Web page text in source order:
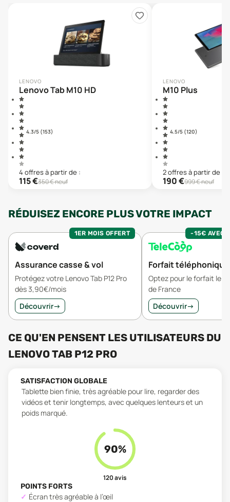
LENOVO
Lenovo Tab M10 HD
4.3/5 (153)
4 offresà partir de :
115€350€ neuf
LENOVO
M10 Plus
4.5/5 (120)
2offresà partir de :
190€999€ neuf
RÉDUISEZ ENCORE PLUS VOTRE IMPACT
1ER MOIS OFFERT
Assurance casse & vol
Protégez votre Lenovo Tab P12 Pro
dès 3,90€/mois
Découvrir→
-15€ AVEC
Forfait téléphonique
Optez pour le forfait le
de France
Découvrir→
CE QU'EN PENSENT LES UTILISATEURS DU
LENOVO TAB P12 PRO
SATISFACTION GLOBALE
Tablette bien finie, très agréable pour lire, regarder des
vidéos et tenir longtemps, avec quelques lenteurs et un
poids marqué.
90%
120avis
POINTS FORTS
Écran très agréable à l’œil